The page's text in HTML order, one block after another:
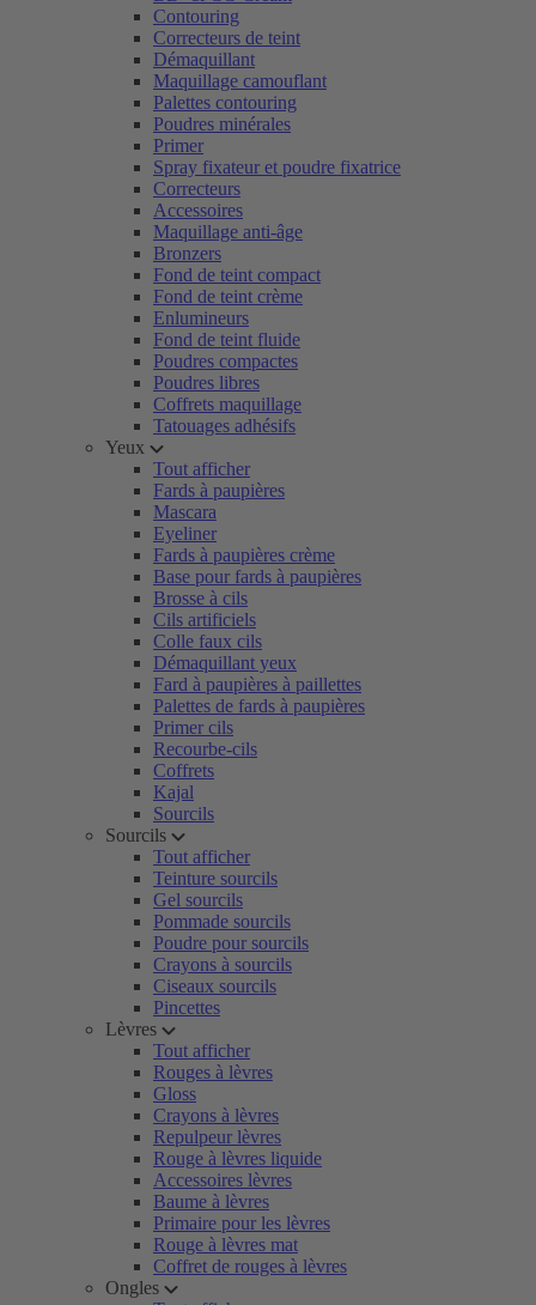
Contouring
Correcteurs de teint
Démaquillant
Maquillage camouflant
Palettes contouring
Poudres minérales
Primer
Spray fixateur et poudre fixatrice
Correcteurs
Accessoires
Maquillage anti-âge
Bronzers
Fond de teint compact
Fond de teint crème
Enlumineurs
Fond de teint fluide
Poudres compactes
Poudres libres
Coffrets maquillage
Tatouages adhésifs
Yeux
Tout afficher
Fards à paupières
Mascara
Eyeliner
Fards à paupières crème
Base pour fards à paupières
Brosse à cils
Cils artificiels
Colle faux cils
Démaquillant yeux
Fard à paupières à paillettes
Palettes de fards à paupières
Primer cils
Recourbe-cils
Coffrets
Kajal
Sourcils
Sourcils
Tout afficher
Teinture sourcils
Gel sourcils
Pommade sourcils
Poudre pour sourcils
Crayons à sourcils
Ciseaux sourcils
Pincettes
Lèvres
Tout afficher
Rouges à lèvres
Gloss
Crayons à lèvres
Repulpeur lèvres
Rouge à lèvres liquide
Accessoires lèvres
Baume à lèvres
Primaire pour les lèvres
Rouge à lèvres mat
Coffret de rouges à lèvres
Ongles